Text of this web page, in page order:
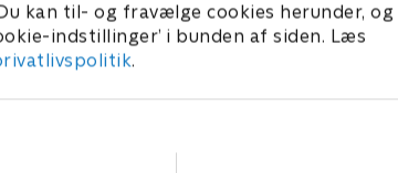
kan til- og fravælge cookies herunder, og
indstillinger’ i bunden af siden. Læs
.